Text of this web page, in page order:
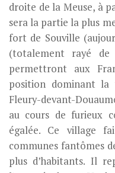
droite de la Meuse, à
sera la partie la plus
fort de Souville
(totalement rayé
permettront aux
position dominant la
Fleury-devant-
au cours de furieux
égalée. Ce village
communes fantômes
plus d’habitants. Il